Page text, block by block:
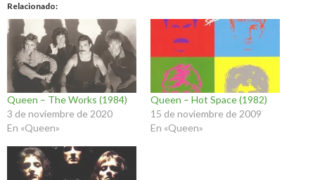
Relacionado
Queen – The Works (1984)
3 de noviembre de 2020
En «Queen»
Queen – Hot Space (1982)
15 de noviembre de 2009
En «Queen»